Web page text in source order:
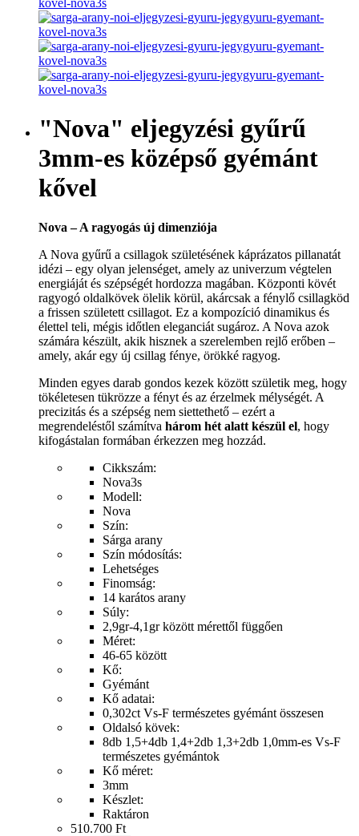
"Nova" eljegyzési gyűrű
3mm-es középső gyémánt
kővel
Nova – A ragyogás új dimenziója
A Nova gyűrű a csillagok születésének káprázatos pillanatát
idézi – egy olyan jelenséget, amely az univerzum végtelen
energiáját és szépségét hordozza magában. Központi kövét
ragyogó oldalkövek ölelik körül, akárcsak a fénylő csillagköd
a frissen született csillagot. Ez a kompozíció dinamikus és
élettel teli, mégis időtlen eleganciát sugároz. A Nova azok
számára készült, akik hisznek a szerelemben rejlő erőben –
amely, akár egy új csillag fénye, örökké ragyog.
Minden egyes darab gondos kezek között születik meg, hogy
tökéletesen tükrözze a fényt és az érzelmek mélységét. A
precizitás és a szépség nem siettethető – ezért a
megrendeléstől számítva három hét alatt készül el, hogy
kifogástalan formában érkezzen meg hozzád.
Cikkszám:
Nova3s
Modell:
Nova
Szín:
Sárga arany
Szín módosítás:
Lehetséges
Finomság:
14 karátos arany
Súly:
2,9gr-4,1gr között mérettől függően
Méret:
46-65 között
Kő:
Gyémánt
Kő adatai:
0,302ct Vs-F természetes gyémánt összesen
Oldalsó kövek:
8db 1,5+4db 1,4+2db 1,3+2db 1,0mm-es Vs-F
természetes gyémántok
Kő méret:
3mm
Készlet:
Raktáron
510.700 Ft